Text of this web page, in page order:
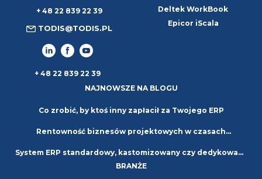
+ 48 22 839 22 39
TODIS@TODIS.PL
+ 48 22 839 22 39
Deltek WorkBook
Epicor iScala
NAJNOWSZE NA BLOGU
Co zrobić, by ktoś inny zapłacił za Twojego ERP
Rentowność biznesów projektowych w czasach
niepewności. Strategie i najlepsze praktyki
System ERP standardowy, kastomizowany czy dedykowany
BRANŻE